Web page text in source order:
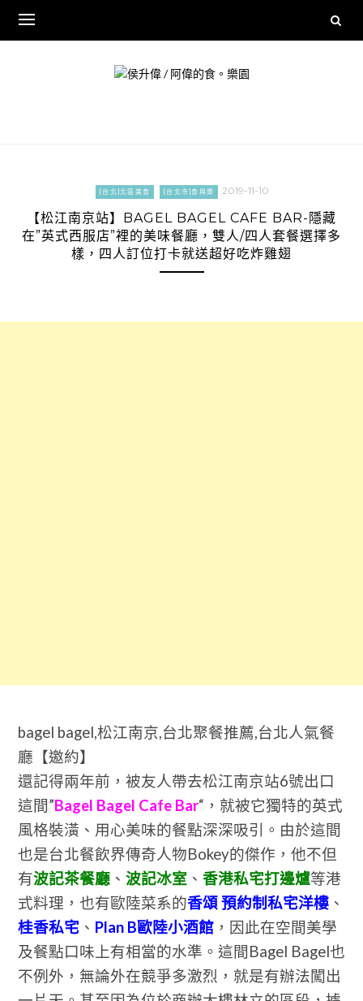
content
[台北]北區美食 [台北市]食與樂 2019-11-10
【松江南京站】BAGEL BAGEL CAFE BAR-隱藏
在”英式西服店”裡的美味餐廳，雙人/四人套餐選擇多
樣，四人訂位打卡就送超好吃炸雞翅
bagel bagel,松江南京,台北聚餐推薦,台北人氣餐
廳【邀約】
還記得兩年前，被友人帶去松江南京站6號出口
這間”Bagel Bagel Cafe Bar“，就被它獨特的英式
風格裝潢、用心美味的餐點深深吸引。由於這間
也是台北餐飲界傳奇人物Bokey的傑作，他不但
有波記茶餐廳、 波記冰室、 香港私宅打邊爐等港
式料理，也有歐陸菜系的香頌 預約制私宅洋樓、
桂香私宅、 Plan B歐陸小酒館，因此在空間美學
及餐點口味上有相當的水準。這間Bagel Bagel也
不例外，無論外在競爭多激烈，就是有辦法闖出